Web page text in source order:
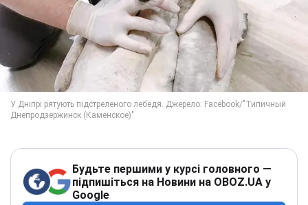
Будьте першими у курсі головного —
підпишіться на Новини на OBOZ.UA у
Google